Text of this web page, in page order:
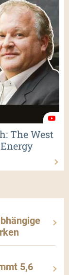
The West
5,6